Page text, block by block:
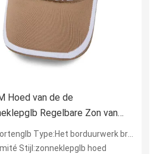
Hoed van de de
Regelbare Zon van
de Unisex-Sport
Type:Het borduurwerk breit zonneklep GLB
Stijl:zonneklepglb hoed